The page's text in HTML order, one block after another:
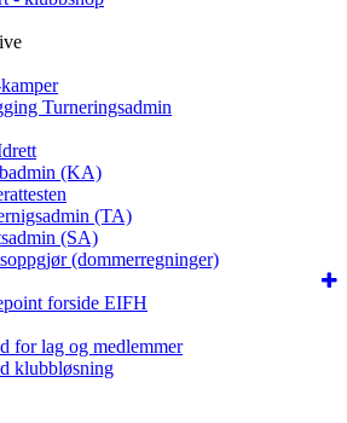
Turneringsadmin
(KA)
(TA)
(SA)
(dommerregninger)
forside EIFH
for lag og medlemmer
klubbløsning